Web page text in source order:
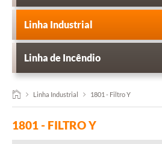
VÁLVULAS
CONTATO
Linha Industrial
Linha de Incêndio
Linha Industrial 1801 - Filtro Y
1801 - FILTRO Y